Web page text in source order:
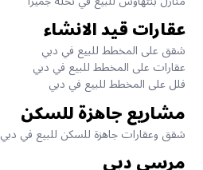
عقارات قيد الانشاء
شقق على المخطط للبيع في دبي
عقارات على المخطط للبيع في دبي
فلل على المخطط للبيع في دبي
مشاريع جاهزة للسكن
شقق وعقارات جاهزة للسكن للبيع في دبي